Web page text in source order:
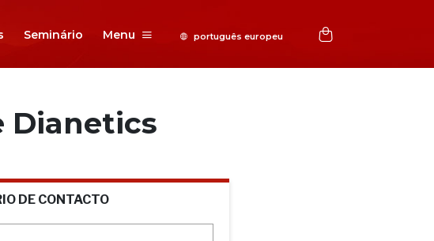
Seminário Menu
Dianetics
DE CONTACTO